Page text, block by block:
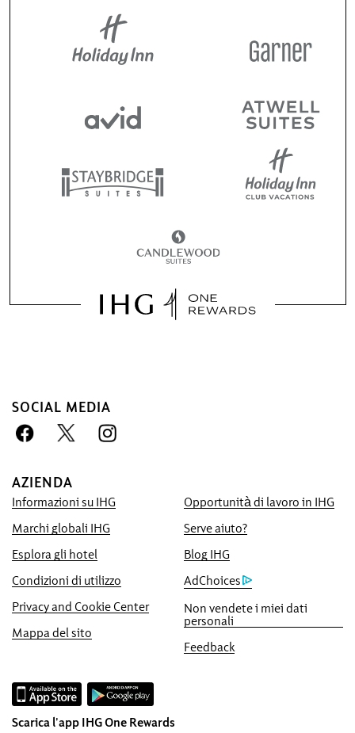
SOCIAL MEDIA
AZIENDA
Informazioni su IHG
Opportunità di lavoro in IHG
Marchi globali IHG
Serve aiuto?
Esplora gli hotel
Blog IHG
Condizioni di utilizzo
AdChoices
Privacy and Cookie Center
Non vendete i miei dati
personali
Mappa del sito
Feedback
Scarica l'app IHG One Rewards
Prenotare con noi conviene
Miglior Prezzo Garantito
disponibile online, altrimenti applicheremo
quello che hai trovato tu e ti offriremo il
quintuplo dei punti IHG® Rewards Club,
fino a un massimo di 40.000 punti.
Garanzia di prenotazione on-line
La tua camera è garantita.
Nessun costo fisso di prenotazione!
Non applichiamo alcuna commissione per
noi.
Tutela dei dati e sicurezza del sito